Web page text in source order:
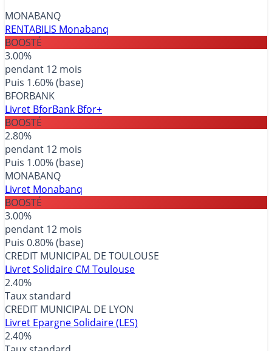
MONABANQ
RENTABILIS Monabanq
BOOSTÉ
3.00%
pendant 12 mois
Puis 1.60% (base)
BFORBANK
Livret BforBank Bfor+
BOOSTÉ
2.80%
pendant 12 mois
Puis 1.00% (base)
MONABANQ
Livret Monabanq
BOOSTÉ
3.00%
pendant 12 mois
Puis 0.80% (base)
CREDIT MUNICIPAL DE TOULOUSE
Livret Solidaire CM Toulouse
2.40%
Taux standard
CREDIT MUNICIPAL DE LYON
Livret Epargne Solidaire (LES)
2.40%